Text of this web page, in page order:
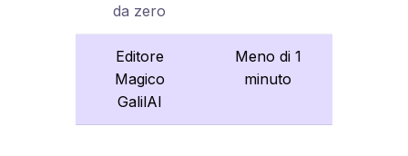
da zero
Editore
Magico
GalilAI
Meno di 1
minuto